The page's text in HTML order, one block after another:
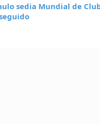
sedia Mundial de